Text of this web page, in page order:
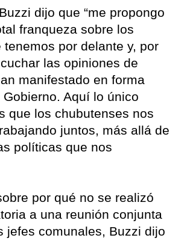
dijo que “me propongo
franqueza sobre los
por delante y, por
las opiniones de
manifestado en forma
Aquí lo único
que los chubutenses nos
juntos, más allá de
políticas que nos
por qué no se realizó
a una reunión conjunta
jefes comunales, Buzzi dijo